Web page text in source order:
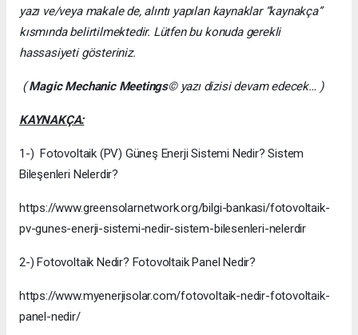
yazı ve/veya makale de, alıntı yapılan kaynaklar “kaynakça”
kısmında belirtilmektedir. Lütfen bu konuda gerekli
hassasiyeti gösteriniz.
(Magic Mechanic Meetings© yazı dizisi devam edecek… )
KAYNAKÇA:
1-) Fotovoltaik (PV) Güneş Enerji Sistemi Nedir? Sistem
Bileşenleri Nelerdir?
https://www.greensolarnetwork.org/bilgi-bankasi/fotovoltaik-
pv-gunes-enerji-sistemi-nedir-sistem-bilesenleri-nelerdir
2-) Fotovoltaik Nedir? Fotovoltaik Panel Nedir?
https://www.myenerjisolar.com/fotovoltaik-nedir-fotovoltaik-
panel-nedir/